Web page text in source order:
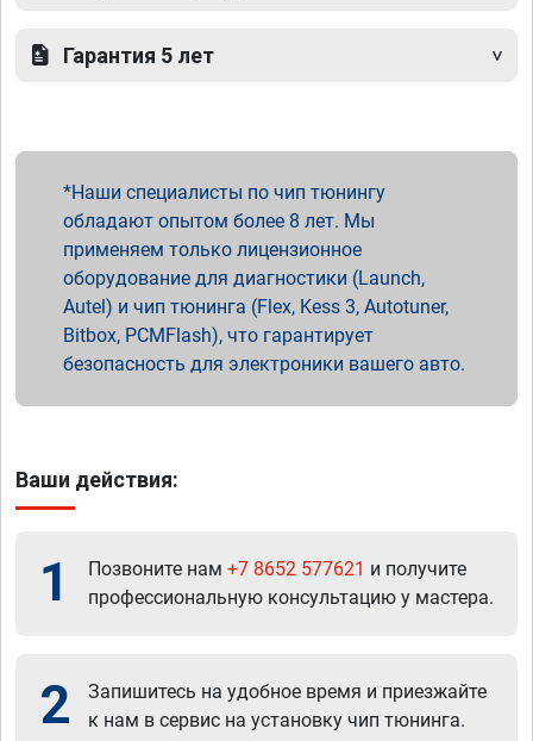
Гарантия 5 лет
Наши специалисты по чип тюнингу
обладают опытом более 8 лет. Мы
применяем только лицензионное
оборудование для диагностики (Launch,
Autel) и чип тюнинга (Flex, Kess 3, Autotuner,
Bitbox, PCMFlash), что гарантирует
безопасность для электроники вашего авто.
Ваши действия:
1 Позвоните нам +7 8652 577621 и получите
профессиональную консультацию у мастера.
2
Запишитесь на удобное время и приезжайте
к нам в сервис на установку чип тюнинга.